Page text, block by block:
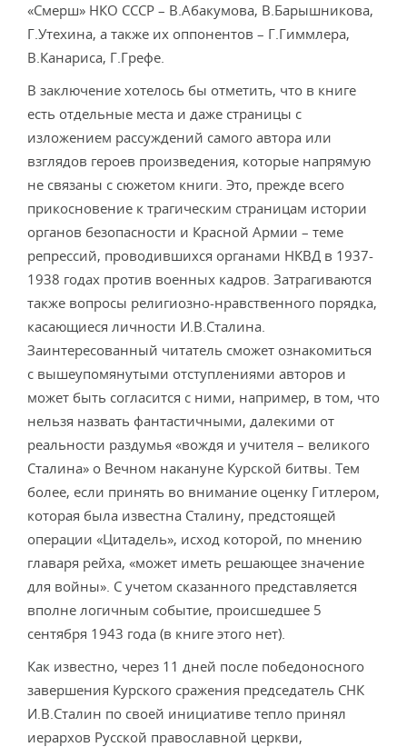
«Смерш» НКО СССР – В.Абакумова, В.Барышникова,
Г.Утехина, а также их оппонентов – Г.Гиммлера,
В.Канариса, Г.Грефе.
В заключение хотелось бы отметить, что в книге
есть отдельные места и даже страницы с
изложением рассуждений самого автора или
взглядов героев произведения, которые напрямую
не связаны с сюжетом книги. Это, прежде всего
прикосновение к трагическим страницам истории
органов безопасности и Красной Армии – теме
репрессий, проводившихся органами НКВД в 1937-
1938 годах против военных кадров. Затрагиваются
также вопросы религиозно-нравственного порядка,
касающиеся личности И.В.Сталина.
Заинтересованный читатель сможет ознакомиться
с вышеупомянутыми отступлениями авторов и
может быть согласится с ними, например, в том, что
нельзя назвать фантастичными, далекими от
реальности раздумья «вождя и учителя – великого
Сталина» о Вечном накануне Курской битвы. Тем
более, если принять во внимание оценку Гитлером,
которая была известна Сталину, предстоящей
операции «Цитадель», исход которой, по мнению
главаря рейха, «может иметь решающее значение
для войны». С учетом сказанного представляется
вполне логичным событие, происшедшее 5
сентября 1943 года (в книге этого нет).
Как известно, через 11 дней после победоносного
завершения Курского сражения председатель СНК
И.В.Сталин по своей инициативе тепло принял
иерархов Русской православной церкви,